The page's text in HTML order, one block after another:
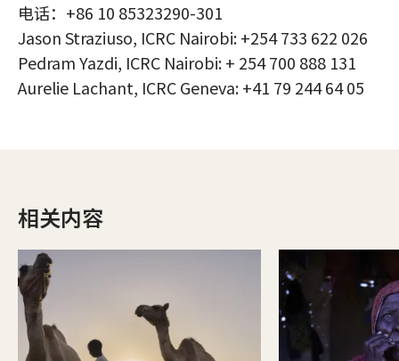
电话：+86 10 85323290-301
Jason Straziuso, ICRC Nairobi: +254 733 622 026
Pedram Yazdi, ICRC Nairobi: + 254 700 888 131
Aurelie Lachant, ICRC Geneva: +41 79 244 64 05
相关内容